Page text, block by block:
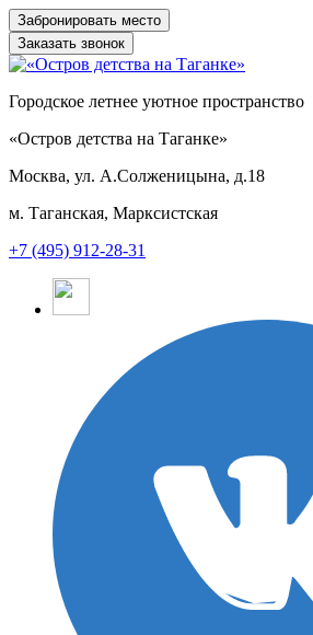
Заказать звонок
Городское летнее уютное пространство
«Остров детства на Таганке»
Москва, ул. А.Солженицына, д.18
м. Таганская, Марксистская
+7 (495) 912-28-31